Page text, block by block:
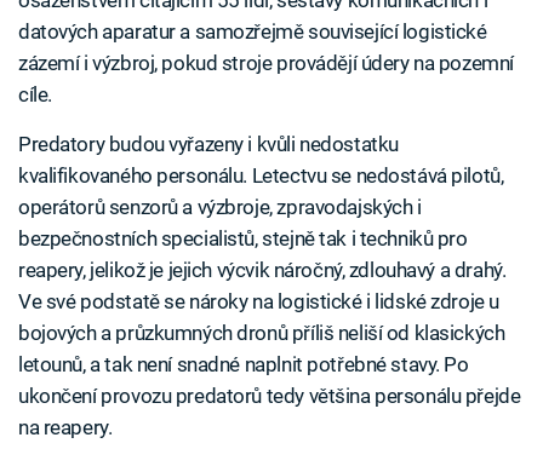
datových aparatur a samozřejmě související logistické
zázemí i výzbroj, pokud stroje provádějí údery na pozemní
cíle.
Predatory budou vyřazeny i kvůli nedostatku
kvalifikovaného personálu. Letectvu se nedostává pilotů,
operátorů senzorů a výzbroje, zpravodajských i
bezpečnostních specialistů, stejně tak i techniků pro
reapery, jelikož je jejich výcvik náročný, zdlouhavý a drahý.
Ve své podstatě se nároky na logistické i lidské zdroje u
bojových a průzkumných dronů příliš neliší od klasických
letounů, a tak není snadné naplnit potřebné stavy. Po
ukončení provozu predatorů tedy většina personálu přejde
na reapery.